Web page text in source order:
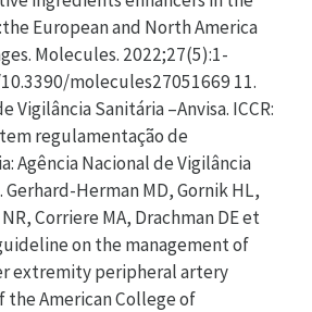
European and North America
Molecules. 2022;27(5):1-
molecules27051669 11.
Vigilância Sanitária –Anvisa. ICCR:
regulamentação de
Agência Nacional de Vigilância
Gerhard-Herman MD, Gornik HL,
Corriere MA, Drachman DE et
on the management of
extremity peripheral artery
the American College of